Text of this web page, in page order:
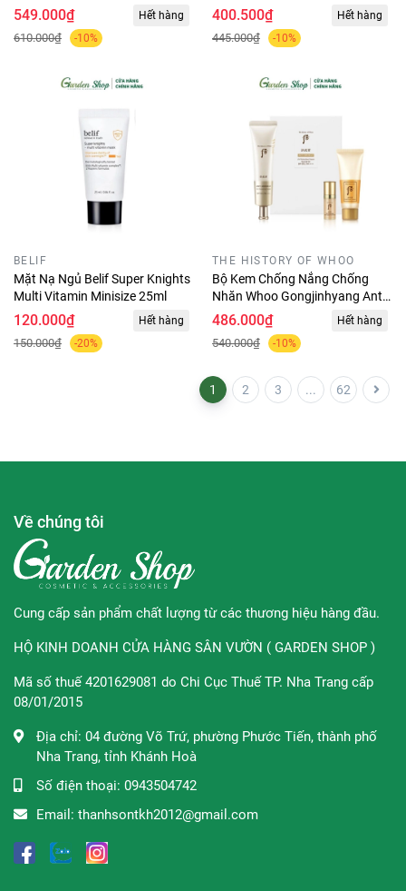
Cream 50ml
549.000₫
610.000₫ -10%
Hết hàng
Propolis Treatment Ampule
Essence 150ml
400.500₫
445.000₫ -10%
Hết hàng
BELIF
Mặt Nạ Ngủ Belif Super Knights
Multi Vitamin Minisize 25ml
120.000₫
150.000₫ -20%
Hết hàng
THE HISTORY OF WHOO
Bộ Kem Chống Nắng Chống
Nhăn Whoo Gongjinhyang Anti -
Wrinkle UV Protective Cream
Special Set Upsize 75ml
486.000₫
540.000₫ -10%
Hết hàng
1 2 3 ... 62
Về chúng tôi
Cung cấp sản phẩm chất lượng từ các thương hiệu hàng đầu.
HỘ KINH DOANH CỬA HÀNG SÂN VƯỜN ( GARDEN SHOP )
Mã số thuế 4201629081 do Chi Cục Thuế TP. Nha Trang cấp
08/01/2015
Địa chỉ: 04 đường Võ Trứ, phường Phước Tiến, thành phố
Nha Trang, tỉnh Khánh Hoà
Số điện thoại: 0943504742
Email: thanhsontkh2012@gmail.com